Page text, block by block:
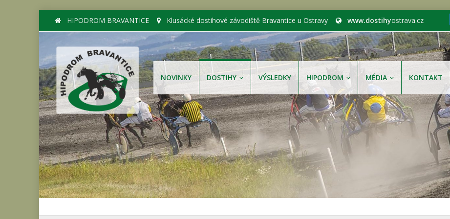
HIPODROM BRAVANTICE Klusácké dostihové závodiště Bravantice u Ostravy www.dostihyostrava.cz
NOVINKY DOSTIHY VÝSLEDKY HIPODROM MÉDIA KONTAKT